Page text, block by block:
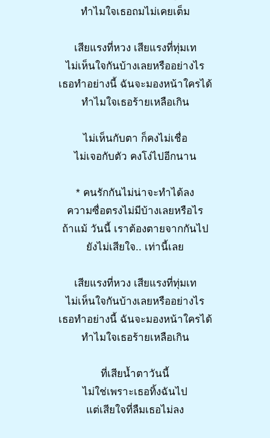
ทำไมใจเธอถมไม่เคยเต็ม
เสียแรงที่หวง เสียแรงที่ทุ่มเท
ไม่เห็นใจกันบ้างเลยหรืออย่างไร
เธอทำอย่างนี้ ฉันจะมองหน้าใครได้
ทำไมใจเธอร้ายเหลือเกิน
ไม่เห็นกับตา ก็คงไม่เชื่อ
ไม่เจอกับตัว คงโง่ไปอีกนาน
* คนรักกันไม่น่าจะทำได้ลง
ความซื่อตรงไม่มีบ้างเลยหรือไร
ถ้าแม้ วันนี้ เราต้องตายจากกันไป
ยังไม่เสียใจ.. เท่านี้เลย
เสียแรงที่หวง เสียแรงที่ทุ่มเท
ไม่เห็นใจกันบ้างเลยหรืออย่างไร
เธอทำอย่างนี้ ฉันจะมองหน้าใครได้
ทำไมใจเธอร้ายเหลือเกิน
ที่เสียน้ำตาวันนี้
ไม่ใช่เพราะเธอทิ้งฉันไป
แต่เสียใจที่ลืมเธอไม่ลง